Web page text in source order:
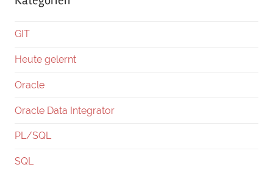
GIT
Heute gelernt
Oracle
Oracle Data Integrator
PL/SQL
SQL